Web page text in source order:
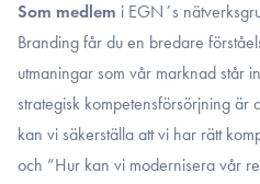
Som medlem i EGN´s
Branding får du en bredare
utmaningar som vår marknad står
strategisk kompetensförsörjning är
kan vi säkerställa att vi har rätt
och ”Hur kan vi modernisera vår